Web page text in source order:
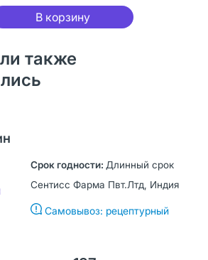
В корзину
также
Длинный срок
Сентисс Фарма Пвт.Лтд, Индия
Самовывоз: рецептурный